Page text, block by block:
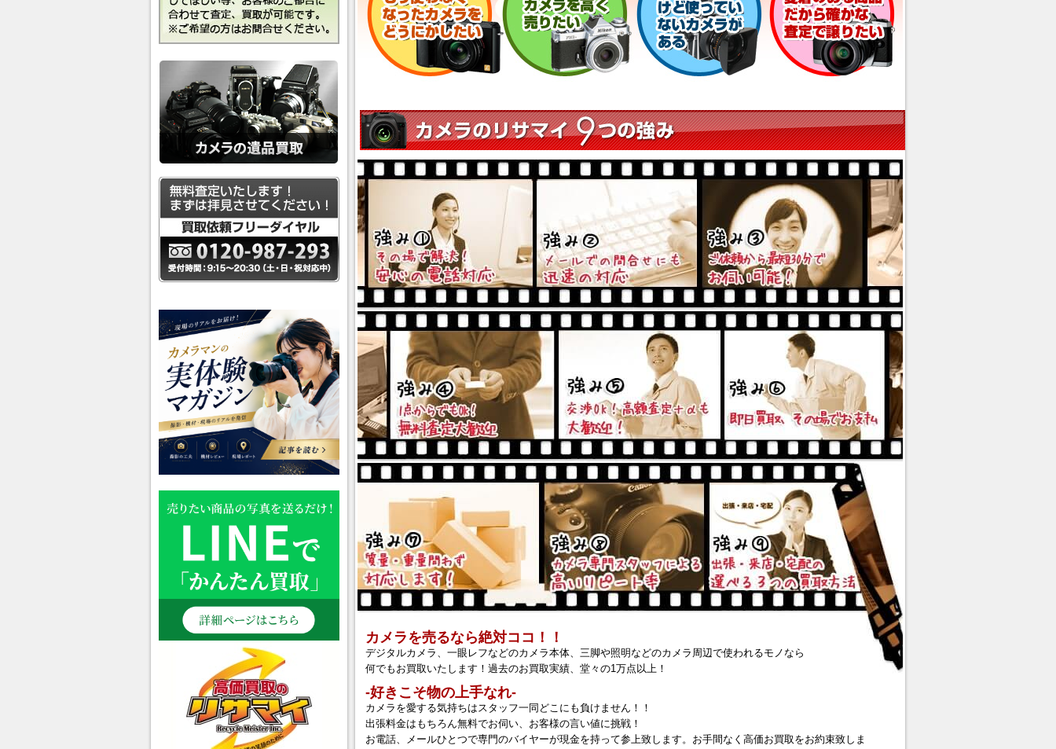
カメラを売るなら絶対ココ！！
デジタルカメラ、一眼レフなどのカメラ本体、三脚や照明などのカメラ周辺で使われるモノなら
何でもお買取いたします！過去のお買取実績、堂々の1万点以上！
‐好きこそ物の上手なれ‐
カメラを愛する気持ちはスタッフ一同どこにも負けません！！
出張料金はもちろん無料でお伺い、お客様の言い値に挑戦！
お電話、メールひとつで専門のバイヤーが現金を持って参上致します。お手間なく高価お買取をお約束致しま